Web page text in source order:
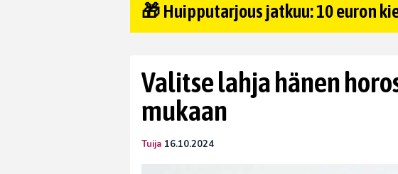
🎁 Huipputarjous jatkuu: 10 euron
Valitse lahja hänen
mukaan
Tuija 16.10.2024